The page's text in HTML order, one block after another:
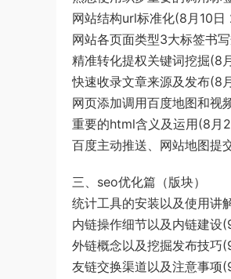
网站结构url标准化(8月10
网站各页面类型3大标签书
精准转化提权关键词挖掘(8
快速收录文章来源及发布(8
网页添加调用百度地图和
重要的html含义及运用(8月
百度主动推送、网站地图提
三、seo优化篇（版块）
统计工具的安装以及使用讲
内链操作细节以及内链建
外链概念以及挖掘发布技
友链交换渠道以及注意事项